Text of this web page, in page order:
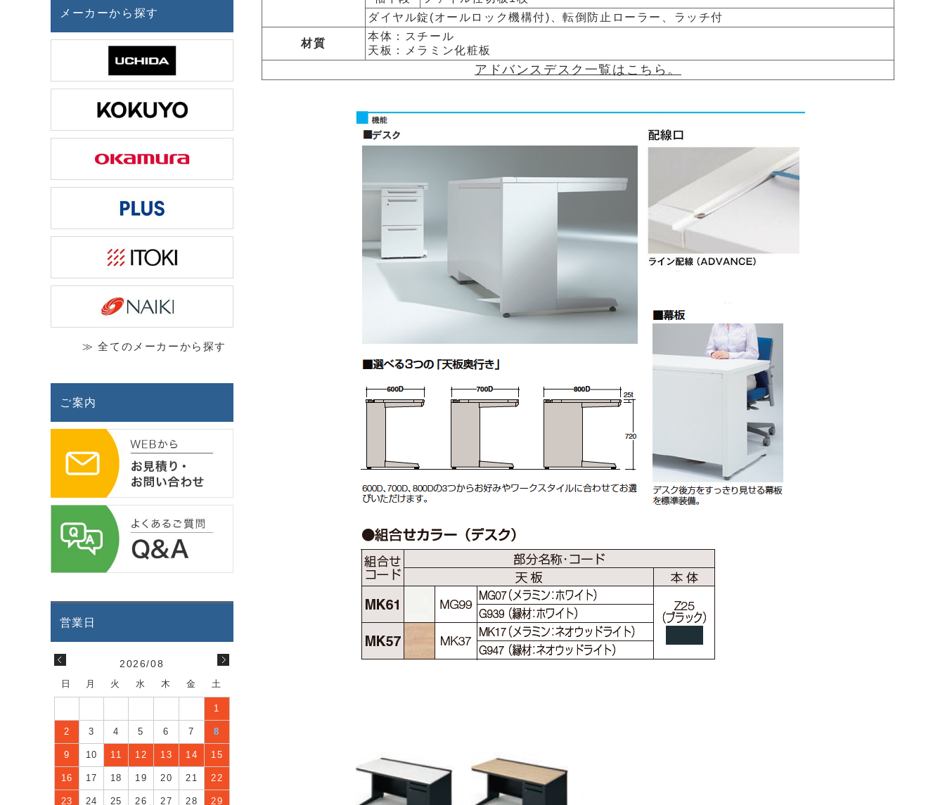
ダイヤル錠(オールロック機構付)、転倒防止ローラー、ラッチ付
材質
本体：スチール
天板：メラミン化粧板
アドバンスデスク一覧はこちら。
メーカーから探す
≫ 全てのメーカーから探す
ご案内
2026/08
日 月 火 水 木 金 土
1
2 3 4 5 6 7 8
9 10 11 12 13 14 15
16 17 18 19 20 21 22
23 24 25 26 27 28 29